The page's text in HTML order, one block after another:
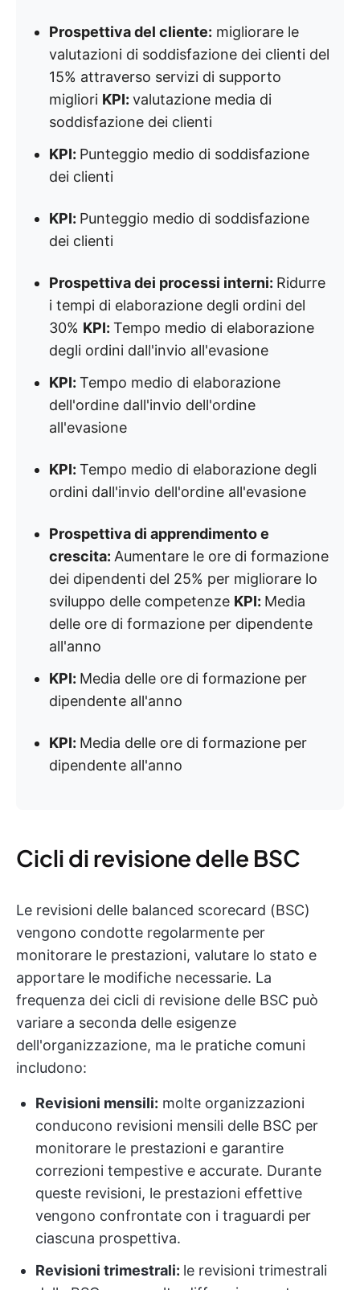
Prospettiva del cliente: migliorare le
valutazioni di soddisfazione dei clienti del
15% attraverso servizi di supporto
migliori KPI: valutazione media di
soddisfazione dei clienti
KPI: Punteggio medio di soddisfazione
dei clienti
KPI: Punteggio medio di soddisfazione
dei clienti
Prospettiva dei processi interni: Ridurre
i tempi di elaborazione degli ordini del
30% KPI: Tempo medio di elaborazione
degli ordini dall'invio all'evasione
KPI: Tempo medio di elaborazione
dell'ordine dall'invio dell'ordine
all'evasione
KPI: Tempo medio di elaborazione degli
ordini dall'invio dell'ordine all'evasione
Prospettiva di apprendimento e
crescita: Aumentare le ore di formazione
dei dipendenti del 25% per migliorare lo
sviluppo delle competenze KPI: Media
delle ore di formazione per dipendente
all'anno
KPI: Media delle ore di formazione per
dipendente all'anno
KPI: Media delle ore di formazione per
dipendente all'anno
Cicli di revisione delle BSC
Le revisioni delle balanced scorecard (BSC)
vengono condotte regolarmente per
monitorare le prestazioni, valutare lo stato e
apportare le modifiche necessarie. La
frequenza dei cicli di revisione delle BSC può
variare a seconda delle esigenze
dell'organizzazione, ma le pratiche comuni
includono:
Revisioni mensili: molte organizzazioni
conducono revisioni mensili delle BSC per
monitorare le prestazioni e garantire
correzioni tempestive e accurate. Durante
queste revisioni, le prestazioni effettive
vengono confrontate con i traguardi per
ciascuna prospettiva.
Revisioni trimestrali: le revisioni trimestrali